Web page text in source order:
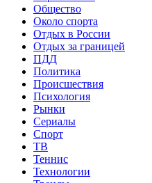
Общество
Около спорта
Отдых в России
Отдых за границей
ПДД
Политика
Происшествия
Психология
Рынки
Сериалы
Спорт
ТВ
Теннис
Технологии